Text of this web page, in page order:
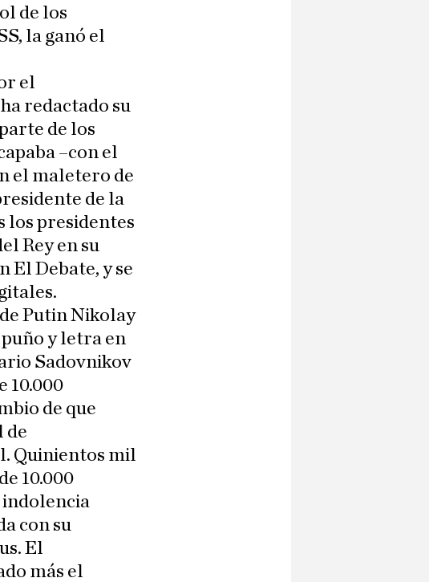
de los
la ganó el
el
redactado su
de los
–con el
el maletero de
de la
los presidentes
Rey en su
El Debate, y se
Putin Nikolay
y letra en
Sadovnikov
10.000
de que
de
Quinientos mil
10.000
indolencia
con su
El
más el